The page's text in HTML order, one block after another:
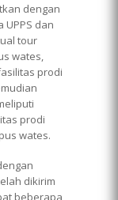
dengan
dan
tour
wates,
prodi
prodi
wates.
dikirim
beberapa